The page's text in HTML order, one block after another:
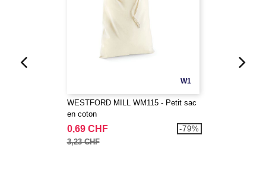
W1
WESTFORD MILL WM115 - Petit sac
en coton
0,69 CHF
3,23 CHF
-79%